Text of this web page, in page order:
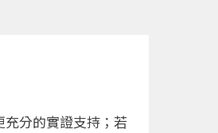
分的實證支持；若